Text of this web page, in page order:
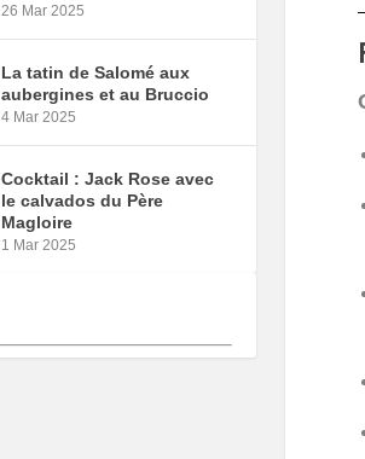
26 Mar 2025
La tatin de Salomé aux
aubergines et au Bruccio
4 Mar 2025
Cocktail : Jack Rose avec
le calvados du Père
Magloire
1 Mar 2025